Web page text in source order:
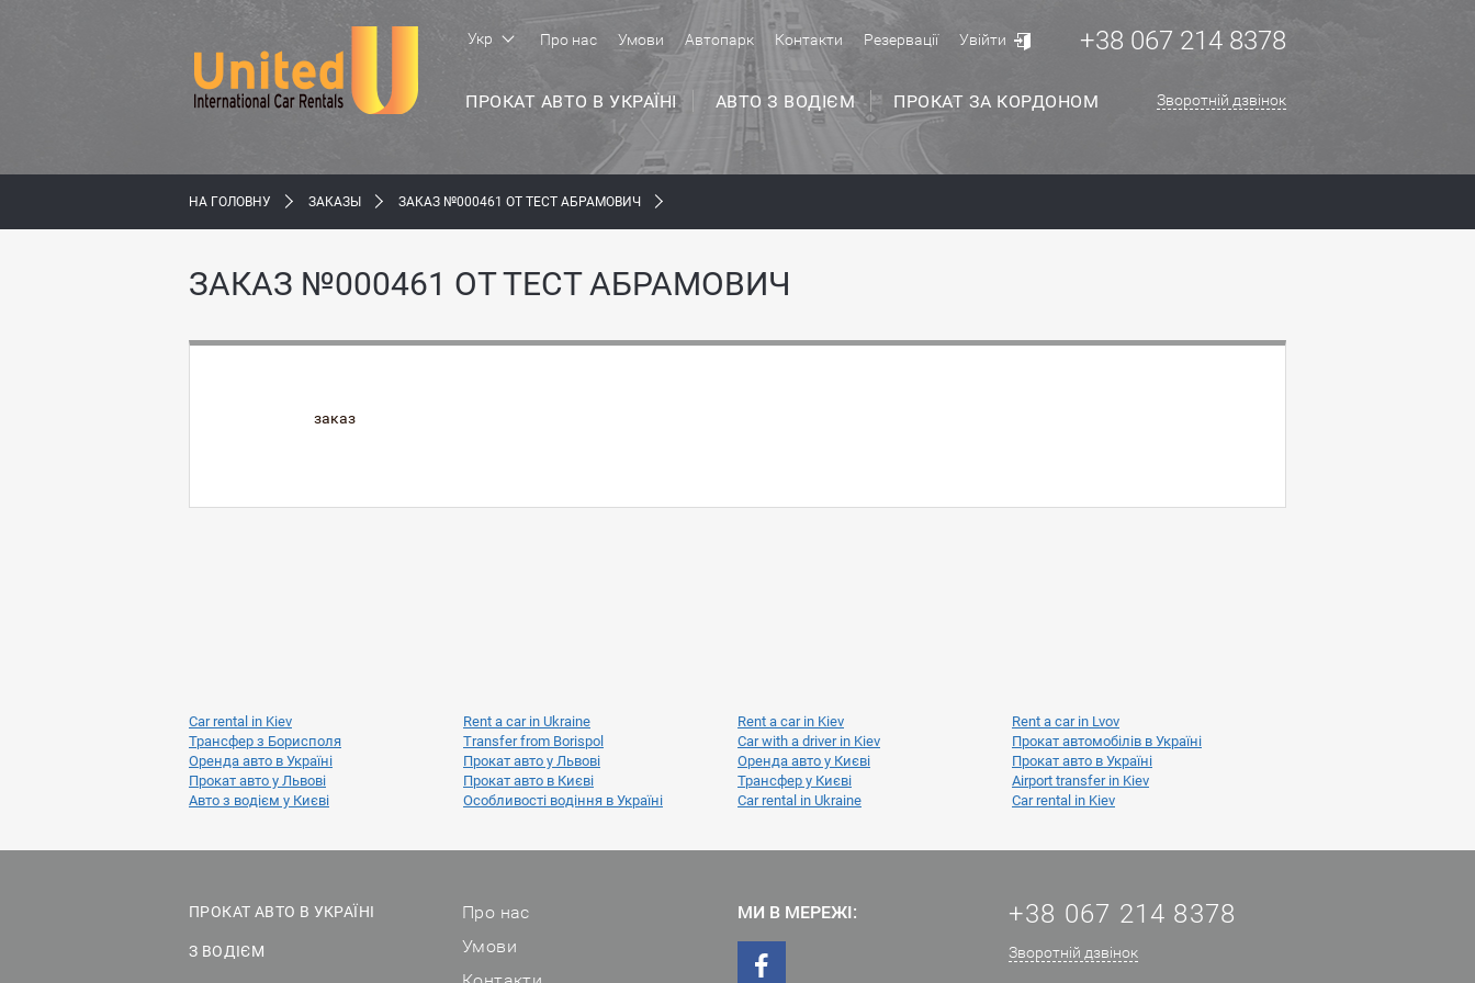
Укр
ПРОКАТ АВТО В УКРАЇНІ АВТО З ВОДІЄМ ПРОКАТ ЗА КОРДОНОМ
Про нас Умови Автопарк Контакти Резервації Увійти +38 067 214 8378
Зворотній дзвінок
НА ГОЛОВНУ ЗАКАЗЫ ЗАКАЗ №000461 ОТ ТЕСТ АБРАМОВИЧ
ЗАКАЗ №000461 ОТ ТЕСТ АБРАМОВИЧ
заказ
Car rental in Kiev Rent a car in Ukraine Rent a car in Kiev
Rent a car in Lvov
Трансфер з Борисполя
Transfer from Borispol Car with a driver in Kiev
Прокат автомобілів в Україні
Оренда авто в Україні
Прокат авто у Львові Оренда авто у Києві
Прокат авто в Україні
Прокат авто у Львові
Прокат авто в Києві Трансфер у Києві
Airport transfer in Kiev
Авто з водієм у Києві
Особливості водіння в Україні Car rental in Ukraine Car rental in Kiev
ПРОКАТ АВТО В УКРАЇНІ
З ВОДІЄМ
Про нас
Умови
МИ В МЕРЕЖІ: +38 067 214 8378
Зворотній дзвінок